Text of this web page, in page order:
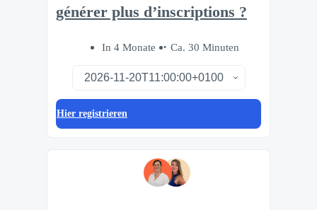
générer plus d’inscriptions ?
In 4 Monate Ca. 30 Minuten
Hier registrieren